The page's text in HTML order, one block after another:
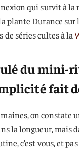
qui survit à la
plante Durance sur
de séries cultes à la
du mini-
fait
on constate
la longueur, mais
c’est vous, et